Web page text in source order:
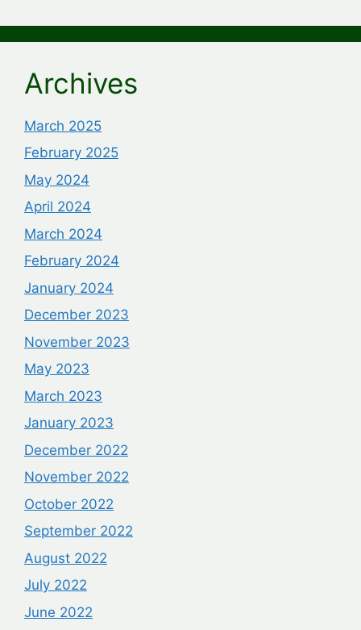
Archives
March 2025
February 2025
May 2024
April 2024
March 2024
February 2024
January 2024
December 2023
November 2023
May 2023
March 2023
January 2023
December 2022
November 2022
October 2022
September 2022
August 2022
July 2022
June 2022